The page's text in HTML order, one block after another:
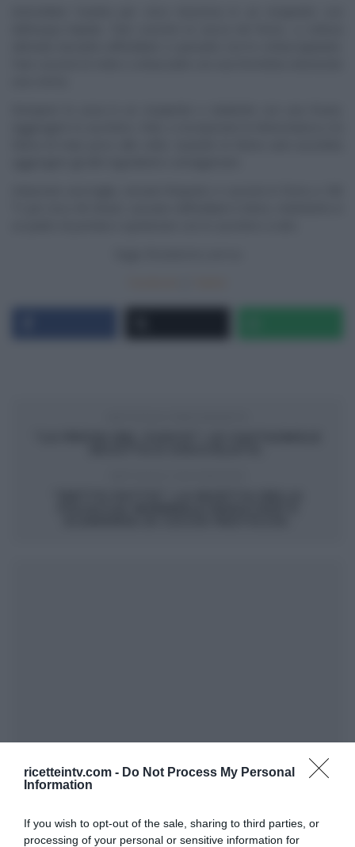
ricetteintv.com - Do Not Process My Personal
Information
If you wish to opt-out of the sale, sharing to third parties, or
processing of your personal or sensitive information for